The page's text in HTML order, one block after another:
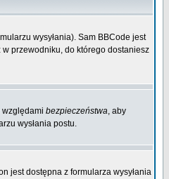
wysyłania). Sam BBCode jest
przewodniku, do którego dostaniesz
względami bezpieczeństwa, aby
wysłania postu.
jest dostępna z formularza wysyłania